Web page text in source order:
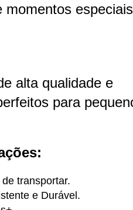
momentos
alta qualidade e
para
transportar.
e Durável.